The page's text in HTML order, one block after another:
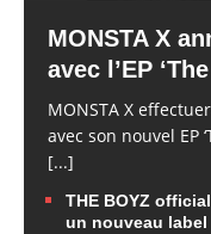
MONSTA X
avec l’EP
MONSTA X
avec son nouvel EP
[...]
THE BOYZ
un nouveau label